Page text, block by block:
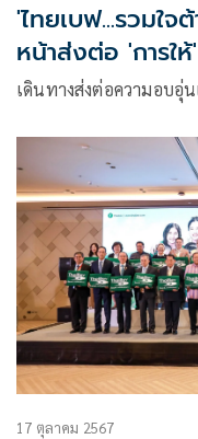
'ไทยเบฟ...รวมใ
หน้าส่งต่อ 'การใ
ความอบอุ่นด้วย '
เดินทางส่งต่อความอบ
17 ตุลาคม 2567